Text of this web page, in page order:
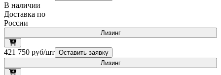
В наличии
Доставка по
России
Лизинг
421 750 руб/шт Оставить заявку
Лизинг